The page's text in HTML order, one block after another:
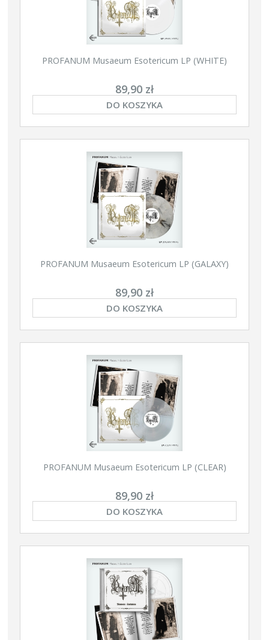
PROFANUM Musaeum Esotericum LP (WHITE)
89,90 zł
DO KOSZYKA
PROFANUM Musaeum Esotericum LP (GALAXY)
89,90 zł
DO KOSZYKA
PROFANUM Musaeum Esotericum LP (CLEAR)
89,90 zł
DO KOSZYKA